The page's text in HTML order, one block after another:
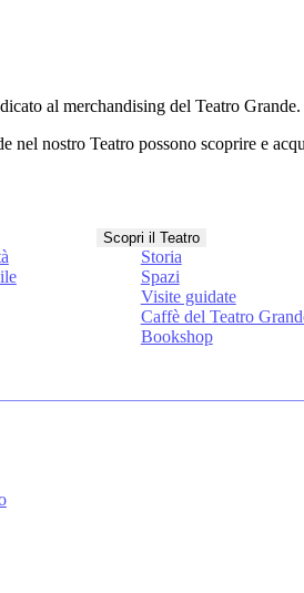
Scopri il Teatro
Storia
Spazi
Visite guidate
Caffè del Teatro
Bookshop
al merchandising del Teatro Grande.
nostro Teatro possono scoprire e